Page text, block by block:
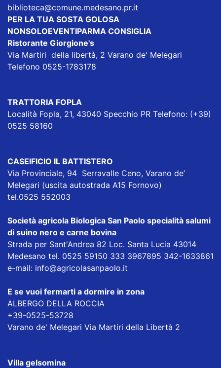
biblioteca@comune.medesano.pr.it
PER LA TUA SOSTA GOLOSA
NONSOLOEVENTIPARMA CONSIGLIA
Ristorante Giorgione's
Via Martiri della libertà, 2 Varano de' Melegari
Telefono 0525-1783178
TRATTORIA FOPLA
Località Fopla, 21, 43040 Specchio PR Telefono: (+39)
0525 58160
CASEIFICIO IL BATTISTERO
Via Provinciale, 94 Serravalle Ceno, Varano de’
Melegari (uscita autostrada A15 Fornovo)
tel.0525 552003
Società agricola Biologica San Paolo specialità salumi
di suino nero e carne bovina
Strada per Sant'Andrea 82 Loc. Santa Lucia 43014
Medesano tel. 0525 59150 333 3967895 342-1633861
e-mail: info@agricolasanpaolo.it
E se vuoi fermarti a dormire in zona
ALBERGO DELLA ROCCIA
+39-0525-53728
Varano de' Melegari Via Martiri della Libertà 2
Villa gelsomina